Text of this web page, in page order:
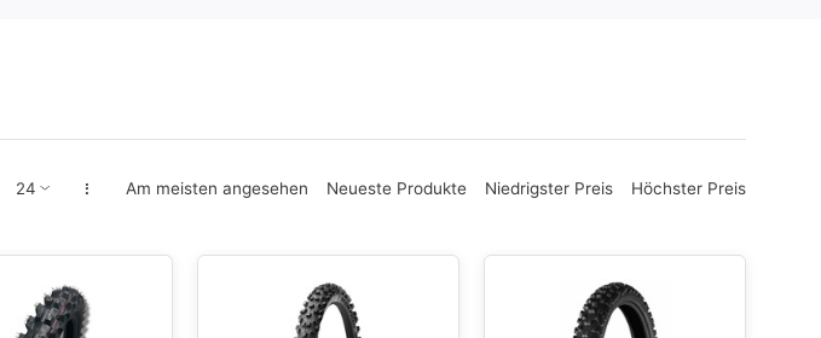
Am meisten angesehen Neueste Produkte Niedrigster Preis Höchster Preis